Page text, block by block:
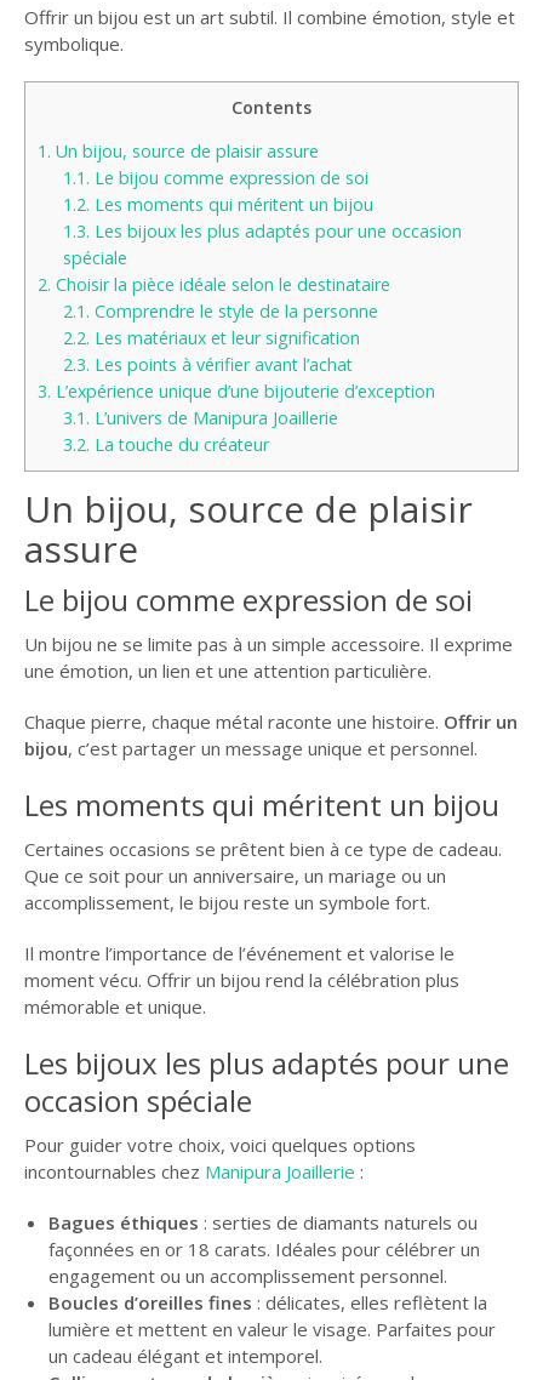
Offrir un bijou est un art subtil. Il combine émotion, style et
symbolique.
Contents
1. Un bijou, source de plaisir assure
1.1. Le bijou comme expression de soi
1.2. Les moments qui méritent un bijou
1.3. Les bijoux les plus adaptés pour une occasion
spéciale
2. Choisir la pièce idéale selon le destinataire
2.1. Comprendre le style de la personne
2.2. Les matériaux et leur signification
2.3. Les points à vérifier avant l’achat
3. L’expérience unique d’une bijouterie d’exception
3.1. L’univers de Manipura Joaillerie
3.2. La touche du créateur
Un bijou, source de plaisir
assure
Le bijou comme expression de soi
Un bijou ne se limite pas à un simple accessoire. Il exprime
une émotion, un lien et une attention particulière.
Chaque pierre, chaque métal raconte une histoire. Offrir un
bijou, c’est partager un message unique et personnel.
Les moments qui méritent un bijou
Certaines occasions se prêtent bien à ce type de cadeau.
Que ce soit pour un anniversaire, un mariage ou un
accomplissement, le bijou reste un symbole fort.
Il montre l’importance de l’événement et valorise le
moment vécu. Offrir un bijou rend la célébration plus
mémorable et unique.
Les bijoux les plus adaptés pour une
occasion spéciale
Pour guider votre choix, voici quelques options
incontournables chez Manipura Joaillerie :
Bagues éthiques : serties de diamants naturels ou
façonnées en or 18 carats. Idéales pour célébrer un
engagement ou un accomplissement personnel.
Boucles d’oreilles fines : délicates, elles reflètent la
lumière et mettent en valeur le visage. Parfaites pour
un cadeau élégant et intemporel.